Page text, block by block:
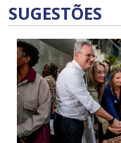
SUGESTÕES